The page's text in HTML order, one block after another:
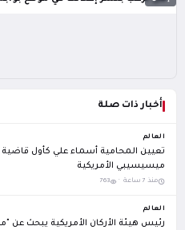
أخبار ذات صلة
العالم
تعيين المحامية أسماء علي كأول
ميسيسيبي الأمريكية
منذ 7 ساعة · 763
العالم
رئيس هيئة الأركان الأمريكية يبحث